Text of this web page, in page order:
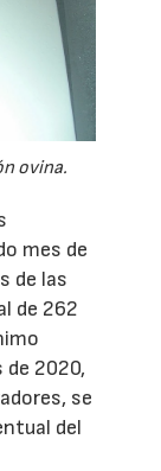
ovina.
mes de
de las
de 262
2020,
se
del